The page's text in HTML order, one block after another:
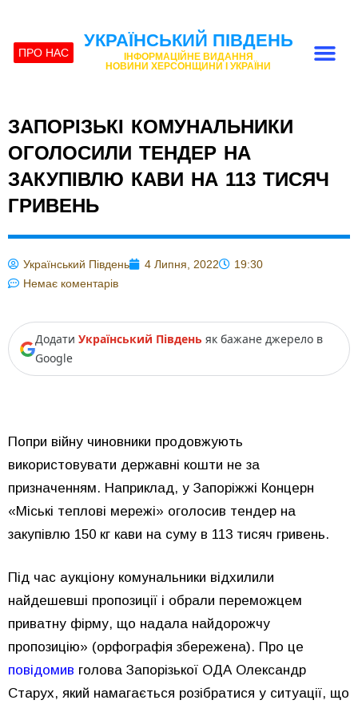
ПРО НАС
УКРАЇНСЬКИЙ ПІВДЕНЬ
ІНФОРМАЦІЙНЕ ВИДАННЯ
НОВИНИ ХЕРСОНЩИНИ І УКРАЇНИ
ЗАПОРІЗЬКІ КОМУНАЛЬНИКИ
ОГОЛОСИЛИ ТЕНДЕР НА
ЗАКУПІВЛЮ КАВИ НА 113 ТИСЯЧ
ГРИВЕНЬ
Український Південь 4 Липня, 2022
19:30
Немає коментарів
Додати Український Південь як бажане джерело в
Google
Попри війну чиновники продовжують
використовувати державні кошти не за
призначенням. Наприклад, у Запоріжжі Концерн
«Міські теплові мережі» оголосив тендер на
закупівлю 150 кг кави на суму в 113 тисяч гривень.
Під час аукціону комунальники відхилили
найдешевші пропозиції і обрали переможцем
приватну фірму, що надала найдорожчу
пропозицію» (орфографія збережена). Про це
повідомив голова Запорізької ОДА Олександр
Старух, який намагається розібратися у ситуації, що